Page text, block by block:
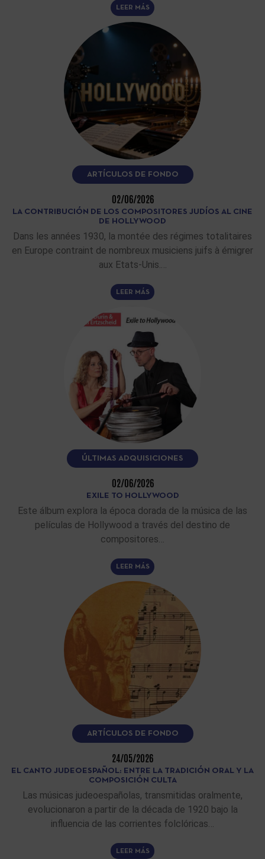
LEER MÁS
ARTÍCULOS DE FONDO
02/06/2026
LA CONTRIBUCIÓN DE LOS COMPOSITORES JUDÍOS AL CINE
DE HOLLYWOOD
Dans les années 1930, la montée des régimes totalitaires
en Europe contraint de nombreux musiciens juifs à émigrer
aux Etats-Unis.…
LEER MÁS
ÚLTIMAS ADQUISICIONES
02/06/2026
EXILE TO HOLLYWOOD
Este álbum explora la época dorada de la música de las
películas de Hollywood a través del destino de
compositores…
LEER MÁS
ARTÍCULOS DE FONDO
24/05/2026
EL CANTO JUDEOESPAÑOL: ENTRE LA TRADICIÓN ORAL Y LA
COMPOSICIÓN CULTA
Las músicas judeoespañolas, transmitidas oralmente,
evolucionaron a partir de la década de 1920 bajo la
influencia de las corrientes folclóricas…
LEER MÁS